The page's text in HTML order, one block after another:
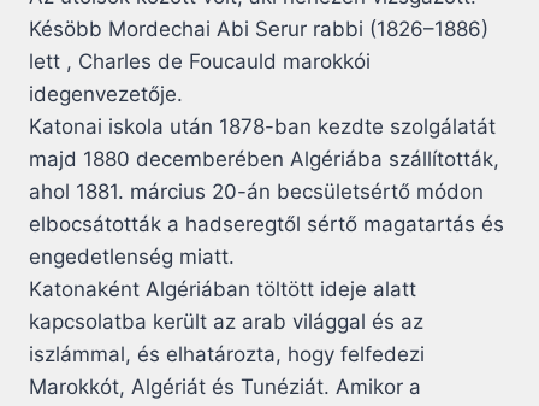
Késöbb Mordechai Abi Serur rabbi (1826–1886)
lett , Charles de Foucauld marokkói
idegenvezetője.
Katonai iskola után 1878-ban kezdte szolgálatát
majd 1880 decemberében Algériába szállították,
ahol 1881. március 20-án becsületsértő módon
elbocsátották a hadseregtől sértő magatartás és
engedetlenség miatt.
Katonaként Algériában töltött ideje alatt
kapcsolatba került az arab világgal és az
iszlámmal, és elhatározta, hogy felfedezi
Marokkót, Algériát és Tunéziát. Amikor a